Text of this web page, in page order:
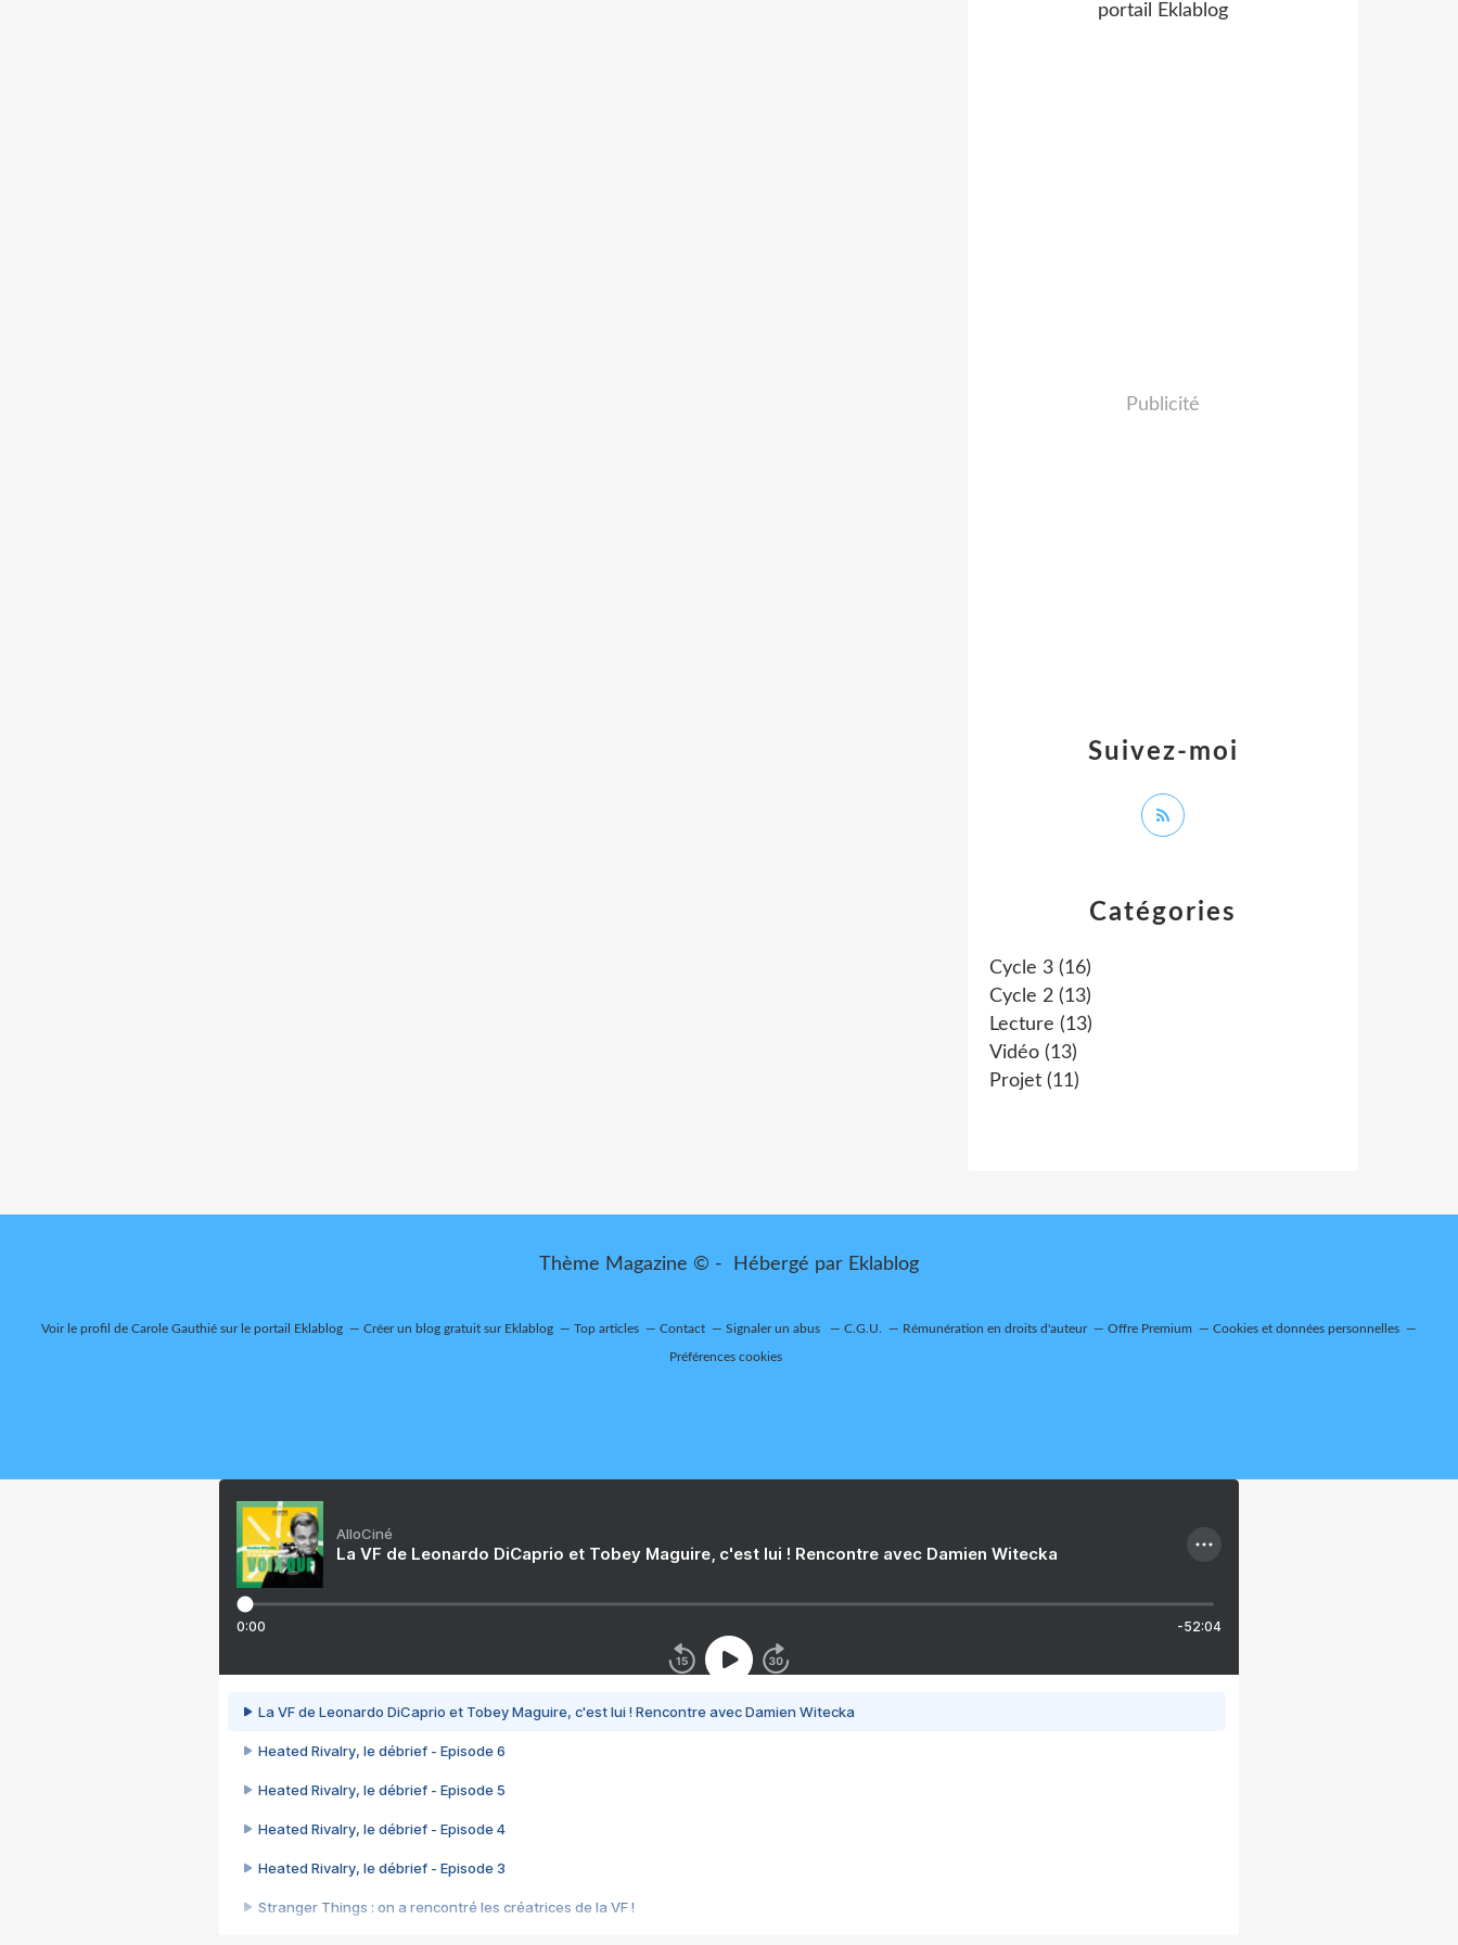
Catégories
Cycle 3 (16)
Cycle 2 (13)
Lecture (13)
Vidéo (13)
Projet (11)
Suivez-moi
portail Eklablog
Publicité
Thème Magazine © - Hébergé par Eklablog
Voir le profil de Carole Gauthié sur le portail Eklablog Créer un blog gratuit sur Eklablog Top articles Contact Signaler un abus C.G.U. Rémunération en droits d'auteur Offre Premium Cookies et données personnelles
Préférences cookies
AlloCiné
La VF de Leonardo DiCaprio et Tobey Maguire, c'est lui ! Rencontre avec Damien Witecka
0:00 -52:04
La VF de Leonardo DiCaprio et Tobey Maguire, c'est lui ! Rencontre avec Damien Witecka
Heated Rivalry, le débrief - Episode 6
Heated Rivalry, le débrief - Episode 5
Heated Rivalry, le débrief - Episode 4
Heated Rivalry, le débrief - Episode 3
Stranger Things : on a rencontré les créatrices de la VF !